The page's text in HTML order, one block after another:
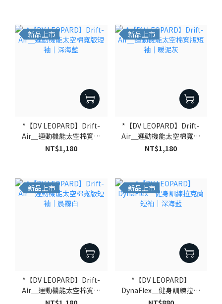
新品上市
*【DV LEOPARD】Drift-
Air＿運動機能太空棉寬版
短袖｜深海藍
NT$1,180
新品上市
*【DV LEOPARD】Drift-
Air＿運動機能太空棉寬版
短袖｜暖泥灰
NT$1,180
新品上市
*【DV LEOPARD】Drift-
Air＿運動機能太空棉寬版
短袖｜晨霧白
新品上市
*【DV LEOPARD】
DynaFlex＿健身訓練拉克
蘭短袖｜深海藍